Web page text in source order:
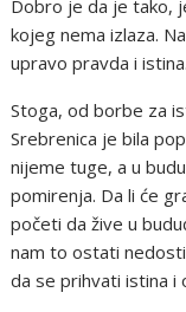
Dobro je da je tako,
kojeg nema izlaza.
upravo pravda i istina.
Stoga, od borbe za
Srebrenica je bila
nijeme tuge, a u
pomirenja. Da li će
početi da žive u
nam to ostati
da se prihvati istina i